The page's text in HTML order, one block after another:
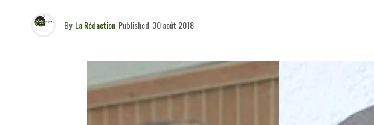
By La Rédaction Published 30 août 2018